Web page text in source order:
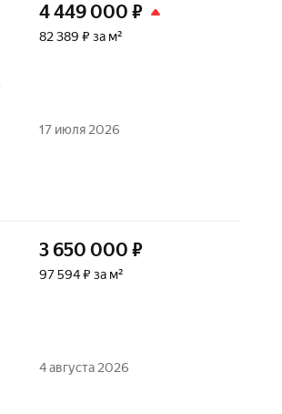
4 449 000 ₽
82 389 ₽ за м²
17 июля 2026
3 650 000 ₽
97 594 ₽ за м²
4 августа 2026